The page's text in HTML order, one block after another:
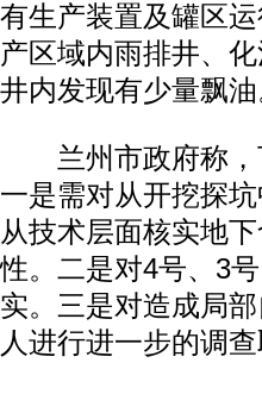
有生产装置及罐区
产区域内雨排井、
井内发现有少量飘油
兰州市政府称，
一是需对从开挖探
从技术层面核实地
性。二是对4号、3
实。三是对造成局
人进行进一步的调查